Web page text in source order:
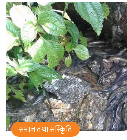
समाज तथा संस्किृति